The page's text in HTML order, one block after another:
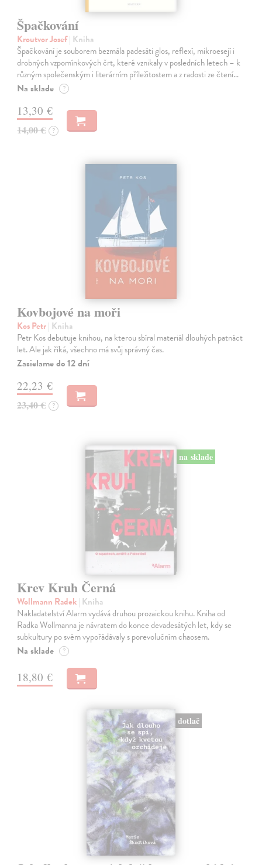
Špačkování
Kroutvor Josef| Kniha
Špačkování je souborem bezmála padesáti glos, reflexí, mikroesejí i
drobných vzpomínkových črt, které vznikaly v posledních letech – k
různým společenským i literárním příležitostem a z radosti ze čtení…
Na sklade ?
13,30 €
14,00 € ?
Kovbojové na moři
Kos Petr| Kniha
Petr Kos debutuje knihou, na kterou sbíral materiál dlouhých patnáct
let. Ale jak říká, všechno má svůj správný čas.
Zasielame do 12 dní
22,23 €
23,40 € ?
na sklade
Krev Kruh Černá
Wollmann Radek| Kniha
Nakladatelství Alarm vydává druhou prozaickou knihu. Kniha od
Radka Wollmanna je návratem do konce devadesátých let, kdy se
subkultury po svém vypořádávaly s porevolučním chaosem.
Na sklade ?
18,80 €
dotlač